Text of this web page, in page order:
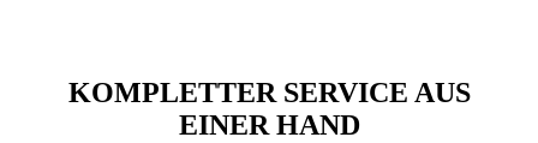
KOMPLETTER SERVICE AUS
EINER HAND